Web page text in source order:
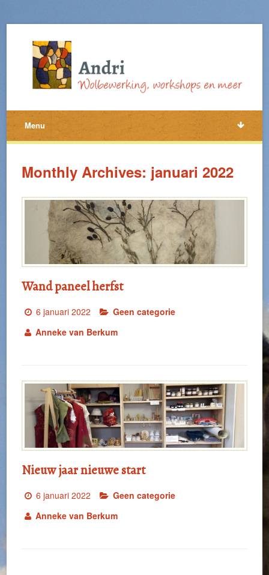
Menu
Monthly Archives: januari 2022
Wand paneel herfst
6 januari 2022
Geen categorie
Anneke van Berkum
Nieuw jaar nieuwe start
6 januari 2022
Geen categorie
Anneke van Berkum